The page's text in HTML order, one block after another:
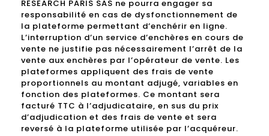
RESEARCH PARIS SAS ne pourra engager sa
responsabilité en cas de dysfonctionnement de
la plateforme permettant d’enchérir en ligne.
L’interruption d’un service d’enchères en cours de
vente ne justifie pas nécessairement l’arrêt de la
vente aux enchères par l’opérateur de vente. Les
plateformes appliquent des frais de vente
proportionnels au montant adjugé, variables en
fonction des plateformes. Ce montant sera
facturé TTC à l’adjudicataire, en sus du prix
d’adjudication et des frais de vente et sera
reversé à la plateforme utilisée par l’acquéreur.